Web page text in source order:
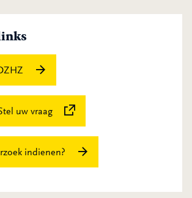
uw vraag Deze link verwijst naar een
indienen?